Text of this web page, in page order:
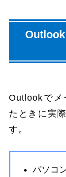
Outlookでメ
たときに実
す。
パソコ